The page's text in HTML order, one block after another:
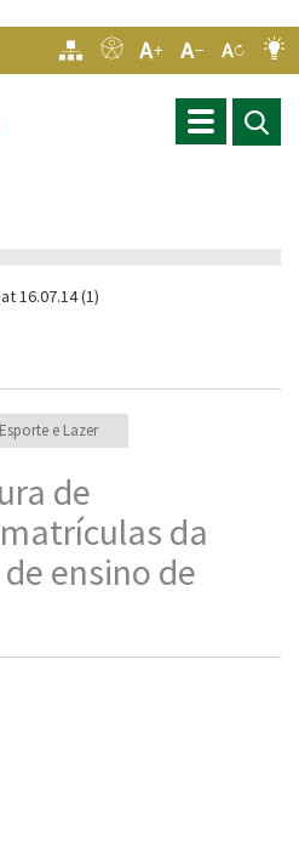
Toggle
navigation
e Lazer
de
da
ensino de